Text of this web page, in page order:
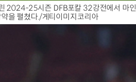
2024-25시즌 DFB포칼 32강전에서 마
을 펼쳤다./게티이미지코리아